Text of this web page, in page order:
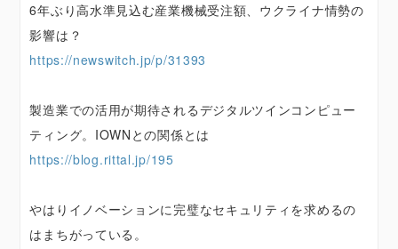
6年ぶり高水準見込む産業機械受注額、ウクライナ情勢の
影響は？
https://newswitch.jp/p/31393
製造業での活用が期待されるデジタルツインコンピュー
ティング。IOWNとの関係とは
https://blog.rittal.jp/195
やはりイノベーションに完璧なセキュリティを求めるの
はまちがっている。